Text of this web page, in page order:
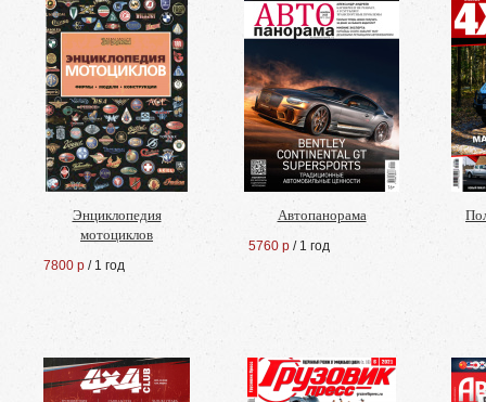
Энциклопедия
мотоциклов
7800 р / 1 год
Автопанорама
5760 р / 1 год